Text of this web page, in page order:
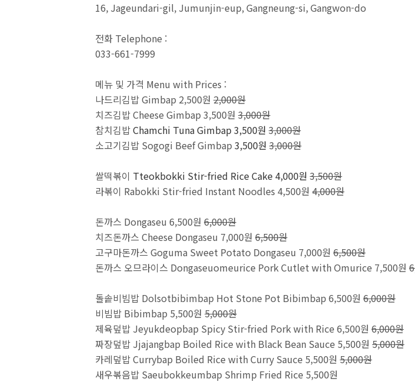
16, Jageundari-gil, Jumunjin-eup, Gangneung-si, Gangwon-do
전화 Telephone :
033-661-7999
메뉴 및 가격 Menu with Prices :
나드리김밥 Gimbap 2,500원 2,000원
치즈김밥 Cheese Gimbap 3,500원 3,000원
참치김밥Chamchi Tuna Gimbap3,500원 3,000원
소고기김밥 Sogogi Beef Gimbap 3,500원 3,000원
쌀떡볶이 Tteokbokki Stir-fried Rice Cake 4,000원 3,500원
라볶이 Rabokki Stir-fried Instant Noodles 4,500원 4,000원
돈까스 Dongaseu 6,500원 6,000원
치즈돈까스 Cheese Dongaseu 7,000원 6,500원
고구마돈까스 Goguma Sweet Potato Dongaseu 7,000원 6,500원
돈까스 오므라이스 Dongaseuomeurice Pork Cutlet with Omurice 7,500원
돌솥비빔밥 Dolsotbibimbap Hot Stone Pot Bibimbap 6,500원 6,000원
비빔밥 Bibimbap 5,500원 5,000원
제육덮밥 Jeyukdeopbap Spicy Stir-fried Pork with Rice 6,500원 6,000원
짜장덮밥 Jjajangbap Boiled Rice with Black Bean Sauce 5,500원 5,000원
카레덮밥 Currybap Boiled Rice with Curry Sauce 5,500원 5,000원
새우볶음밥 Saeubokkeumbap Shrimp Fried Rice 5,500원